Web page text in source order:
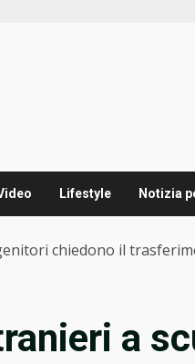
Lifestyle Notizia
chiedono il
a